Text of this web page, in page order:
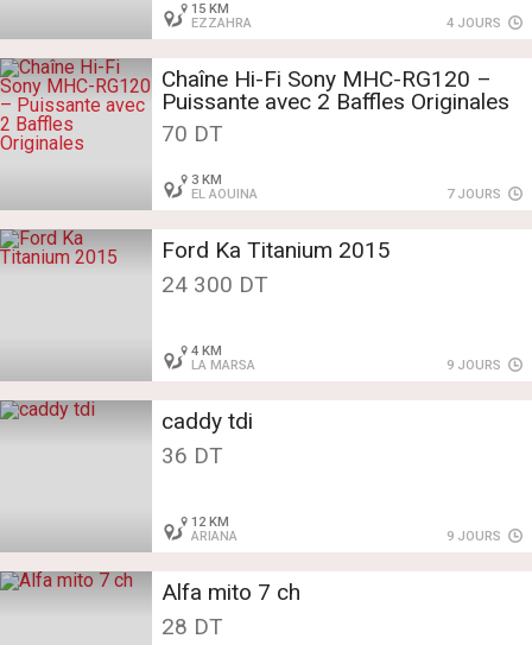
15 KM
EZZAHRA
4 JOURS
Chaîne Hi-Fi Sony MHC-RG120 –
Puissante avec 2 Baffles Originales
70 DT
3 KM
EL AOUINA
7 JOURS
Ford Ka Titanium 2015
24 300 DT
4 KM
LA MARSA
9 JOURS
caddy tdi
36 DT
12 KM
ARIANA
9 JOURS
Alfa mito 7 ch
28 DT